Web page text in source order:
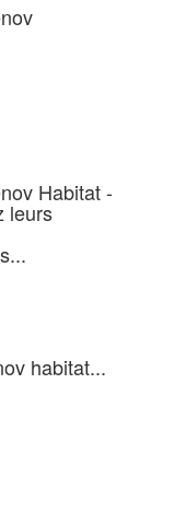
Habitat -
leurs
habitat...